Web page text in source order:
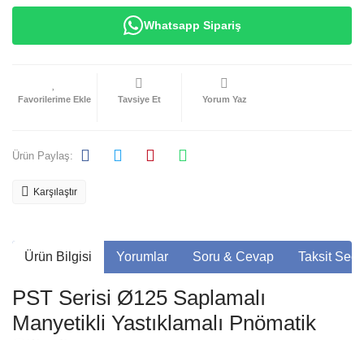
Whatsapp Sipariş
Tavsiye Et Yorum Yaz
Ürün Paylaş:
Karşılaştır
Ürün Bilgisi Yorumlar Soru & Cevap Taksit
PST Serisi Ø125 Saplamalı
Manyetikli Yastıklamalı Pnömatik